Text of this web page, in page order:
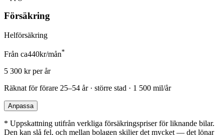
Försäkring
Helförsäkring
Från ca440kr/mån*
5 300 kr per år
Räknat för förare 25–54 år · större stad · 1 500 mil/år
Anpassa
* Uppskattning utifrån verkliga försäkringspriser för liknande bilar.
Den kan slå fel, och mellan bolagen skiljer det mycket — det lönar